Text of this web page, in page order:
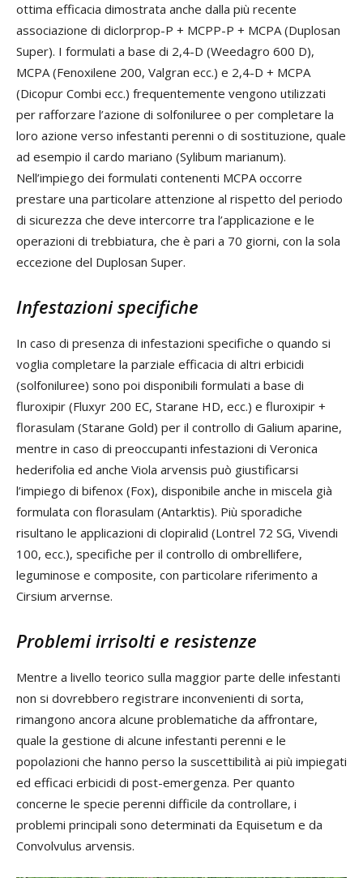
ottima efficacia dimostrata anche dalla più recente
associazione di diclorprop-P + MCPP-P + MCPA (Duplosan
Super). I formulati a base di 2,4-D (Weedagro 600 D),
MCPA (Fenoxilene 200, Valgran ecc.) e 2,4-D + MCPA
(Dicopur Combi ecc.) frequentemente vengono utilizzati
per rafforzare l’azione di solfoniluree o per completare la
loro azione verso infestanti perenni o di sostituzione, quale
ad esempio il cardo mariano (Sylibum marianum).
Nell’impiego dei formulati contenenti MCPA occorre
prestare una particolare attenzione al rispetto del periodo
di sicurezza che deve intercorre tra l’applicazione e le
operazioni di trebbiatura, che è pari a 70 giorni, con la sola
eccezione del Duplosan Super.
Infestazioni specifiche
In caso di presenza di infestazioni specifiche o quando si
voglia completare la parziale efficacia di altri erbicidi
(solfoniluree) sono poi disponibili formulati a base di
fluroxipir (Fluxyr 200 EC, Starane HD, ecc.) e fluroxipir +
florasulam (Starane Gold) per il controllo di Galium aparine,
mentre in caso di preoccupanti infestazioni di Veronica
hederifolia ed anche Viola arvensis può giustificarsi
l’impiego di bifenox (Fox), disponibile anche in miscela già
formulata con florasulam (Antarktis). Più sporadiche
risultano le applicazioni di clopiralid (Lontrel 72 SG, Vivendi
100, ecc.), specifiche per il controllo di ombrellifere,
leguminose e composite, con particolare riferimento a
Cirsium arvernse.
Problemi irrisolti e resistenze
Mentre a livello teorico sulla maggior parte delle infestanti
non si dovrebbero registrare inconvenienti di sorta,
rimangono ancora alcune problematiche da affrontare,
quale la gestione di alcune infestanti perenni e le
popolazioni che hanno perso la suscettibilità ai più impiegati
ed efficaci erbicidi di post-emergenza. Per quanto
concerne le specie perenni difficile da controllare, i
problemi principali sono determinati da Equisetum e da
Convolvulus arvensis.